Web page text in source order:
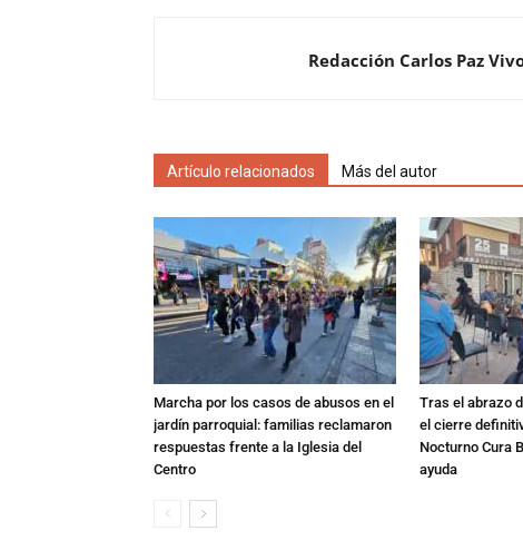
Redacción Carlos Paz
Artículo relacionados Más del autor
Marcha por los casos de abusos en el
jardín parroquial: familias reclamaron
respuestas frente a la Iglesia del
Centro
Tras el abrazo
el cierre
Nocturno Cura
ayuda